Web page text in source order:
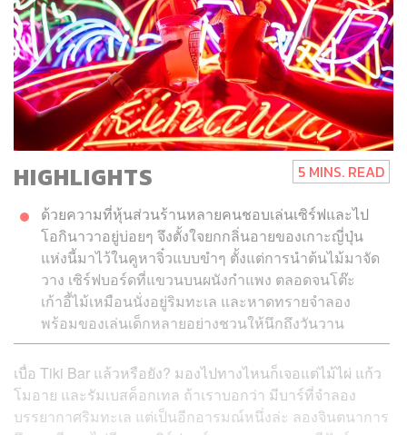
HIGHLIGHTS 5 MINS. READ
ด้วยความที่หุ้นส่วนร้านหลายคนชอบเล่นเซิร์ฟและไป
โอกินาวาอยู่บ่อยๆ จึงตั้งใจยกกลิ่นอายของเกาะญี่ปุ่น
แห่งนี้มาไว้ในคูหาจิ๋วแบบขำๆ ตั้งแต่การนำต้นไม้มาจัด
วาง เซิร์ฟบอร์ดที่แขวนบนผนังกำแพง ตลอดจนโต๊ะ
เก้าอี้ไม้เหมือนนั่งอยู่ริมทะเล และหาดทรายจำลอง
พร้อมของเล่นเด็กหลายอย่างชวนให้นึกถึงวันวาน
เบื่อ Tiki Bar แล้วหรือยัง? มองไปทางไหนก็เจอแต่ไม้ไผ่ แก้ว
โมอาย และรัมเบสค็อกเทล ถ้าเราบอกว่า มีบาร์ที่จำลอง
บรรยากาศริมทะเล แต่เป็นอีกอารมณ์หนึ่งล่ะ ลองจินตนาการ